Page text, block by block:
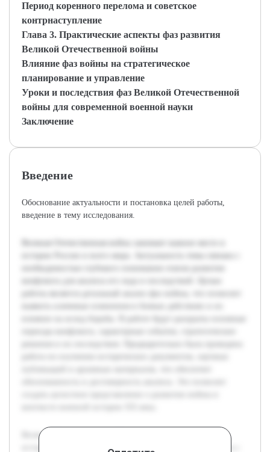
Период коренного перелома и советское
контрнаступление
Глава 3. Практические аспекты фаз развития
Великой Отечественной войны
Влияние фаз войны на стратегическое
планирование и управление
Уроки и последствия фаз Великой Отечественной
войны для современной военной науки
Заключение
Введение
Обоснование актуальности и постановка целей работы,
введение в тему исследования.
Великая Отечественная война занимает важное место в
истории России и всего мира. Актуальность темы связана с